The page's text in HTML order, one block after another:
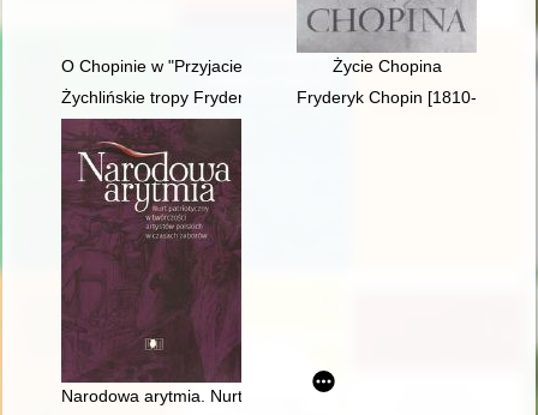
O Chopinie w "Przyjacielu Ludu" (1836)Życie Chopina
Żychlińskie tropy Fryderyka [Chopina]Fryderyk Chopin [1810-1849].
Narodowa arytmia. Nurt patriotyczny w twórczości artystów